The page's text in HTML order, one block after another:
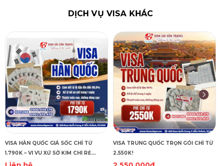
DỊCH VỤ VISA KHÁC
VISA HÀN QUỐC GIÁ SỐC CHỈ TỪ
1.790K – VI VU XỨ SỞ KIM CHI RẺ
CHƯA TỪNG THẤY!
VISA TRUNG QUỐC TRỌN GÓI CHỈ TỪ
2.550K!